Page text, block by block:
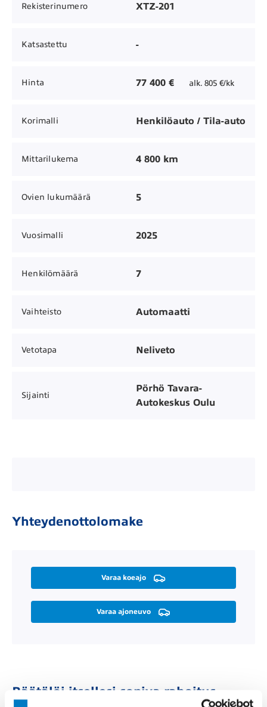
Rekisterinumero XTZ-201
Katsastettu -
Hinta 77 400 € alk. 805 €/kk
Korimalli Henkilöauto / Tila-auto
Mittarilukema 4 800 km
Ovien lukumäärä 5
Vuosimalli 2025
Henkilömäärä 7
Vaihteisto Automaatti
Vetotapa Neliveto
Sijainti
Pörhö Tavara-
Autokeskus Oulu
Yhteydenottolomake
Varaa koeajo
Varaa ajoneuvo
Räätälöi itsellesi sopiva rahoitus